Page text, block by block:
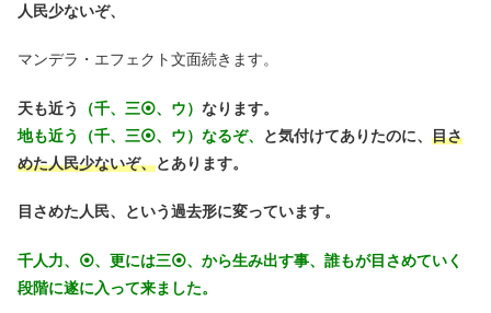
人民少ないぞ、
マンデラ・エフェクト文面続きます。
天も近う （千、三⦿、ウ） なります。
地も近う（千、三⦿、ウ）なるぞ、
と気付けてありたのに、 目さ
めた人民少ないぞ、とあります。
目さめた人民、という過去形に変っています。
千人力、⦿、更には三⦿、から生み出す事、誰もが目さめていく
段階に遂に入って来ました。